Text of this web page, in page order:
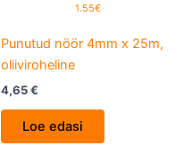
1.55€
Punutud nöör 4mm x 25m,
oliiviroheline
4,65€
Loe edasi